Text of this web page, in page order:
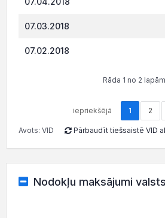
07.03.2018
07.02.2018
Rāda 1 no 2 lapām
iepriekšējā 1 2
Avots: VID Pārbaudīt tiešsaistē VID
Nodokļu maksājumi